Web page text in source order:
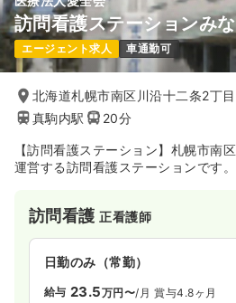
訪問看護ステーションみ
エージェント求人 車通勤可
北海道札幌市南区川沿十二条2丁
真駒内駅
20分
【訪問看護ステーション】札幌市南
運営する訪問看護ステーションです。
訪問看護正看護師
日勤のみ（常勤）
給与 23.5万円〜/月 賞与4.8ヶ月